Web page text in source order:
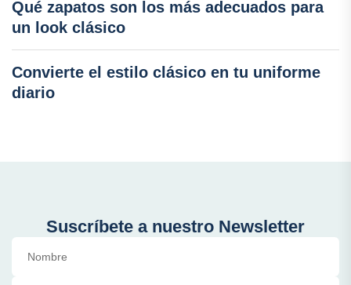
Qué zapatos son los más adecuados para
un look clásico
Convierte el estilo clásico en tu uniforme
diario
Suscríbete a nuestro Newsletter